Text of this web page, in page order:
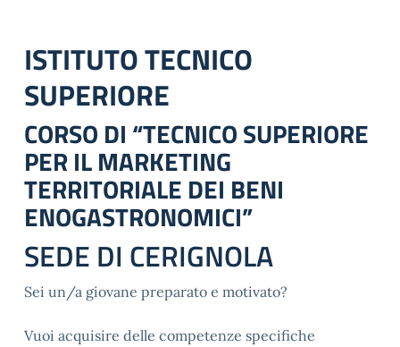
ISTITUTO TECNICO
SUPERIORE
CORSO DI “TECNICO SUPERIORE
PER IL MARKETING
TERRITORIALE DEI BENI
ENOGASTRONOMICI”
SEDE DI CERIGNOLA
Sei un/a giovane preparato e motivato?
Vuoi acquisire delle competenze specifiche